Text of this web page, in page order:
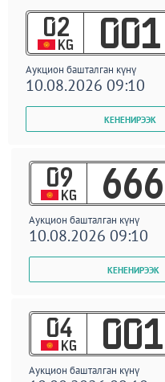
02
KG 001
Аукцион башталган күнү
10.08.2026 09:10
09
KG 666
Аукцион башталган күнү
10.08.2026 09:10
04
KG 001
Аукцион башталган күнү